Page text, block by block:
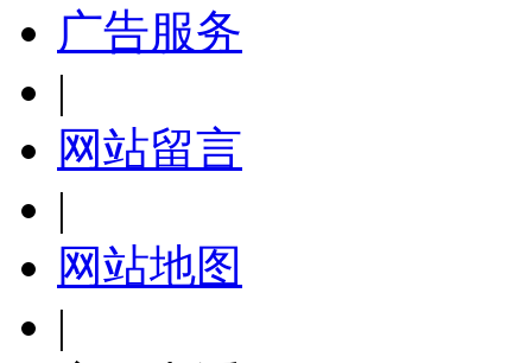
广告服务
|
网站留言
|
网站地图
|